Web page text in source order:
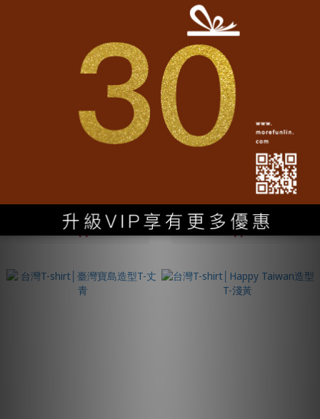
台灣T-shirt│Hello Taiwan造型T-
台灣T-shirt│臺灣寶島造型T-墨綠
NT$990